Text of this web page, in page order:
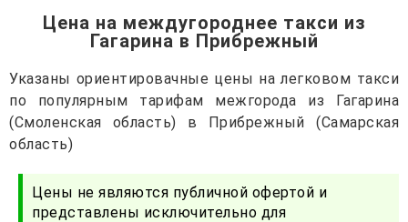
Цена на междугороднее такси из
Гагарина в Прибрежный
Указаны ориентировачные цены на легковом такси
по популярным тарифам межгорода из Гагарина
(Смоленская область) в Прибрежный (Самарская
область)
Цены не являются публичной офертой и
представлены исключительно для